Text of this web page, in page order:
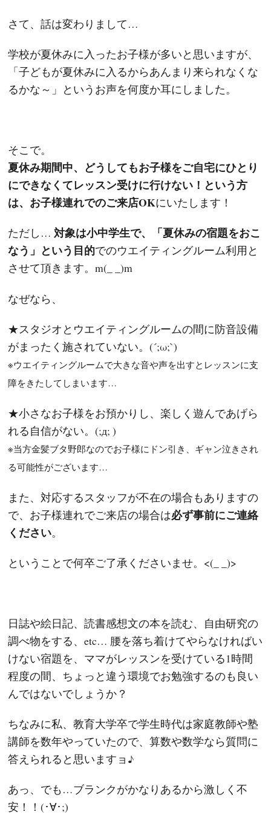
さて、話は変わりまして…
学校が夏休みに入ったお子様が多いと思いますが、
「子どもが夏休みに入るからあんまり来られなくな
るかな～」というお声を何度か耳にしました。
そこで。
夏休み期間中、どうしてもお子様をご自宅にひとり
にできなくてレッスン受けに行けない！という方
は、お子様連れでのご来店OKにいたします！
ただし…対象は小中学生で、「夏休みの宿題をおこ
なう」という目的でのウエイティングルーム利用と
させて頂きます。m(_ _)m
なぜなら、
★スタジオとウエイティングルームの間に防音設備
がまったく施されていない。(´;ω;`)
※ウエイティングルームで大きな音や声を出すとレッスンに支
障をきたしてしまいます…
★小さなお子様をお預かりし、楽しく遊んであげら
れる自信がない。(;д; )
※当方金髪ブタ野郎なのでお子様にドン引き、ギャン泣きされ
る可能性がございます…
また、対応するスタッフが不在の場合もありますの
で、お子様連れでご来店の場合は必ず事前にご連絡
ください。
ということで何卒ご了承くださいませ。<(_ _)>
日誌や絵日記、読書感想文の本を読む、自由研究の
調べ物をする、etc… 腰を落ち着けてやらなければい
けない宿題を、ママがレッスンを受けている1時間
程度の間、ちょっと違う環境でお勉強するのも良い
んではないでしょうか？
ちなみに私、教育大学卒で学生時代は家庭教師や塾
講師を数年やっていたので、算数や数学なら質問に
答えられると思いますョ♪
あっ、でも…ブランクがかなりあるから激しく不
安！！(･∀･;)